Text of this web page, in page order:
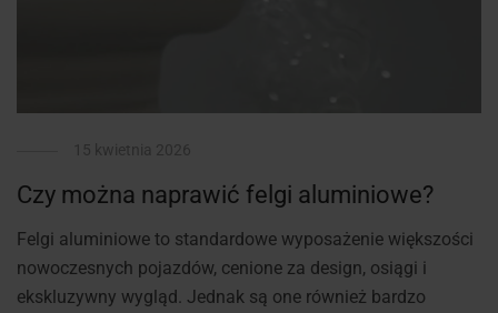
Czy można naprawić felgi aluminiowe?
Felgi aluminiowe to standardowe wyposażenie większości
nowoczesnych pojazdów, cenione za design, osiągi i
ekskluzywny wygląd. Jednak są one również bardzo